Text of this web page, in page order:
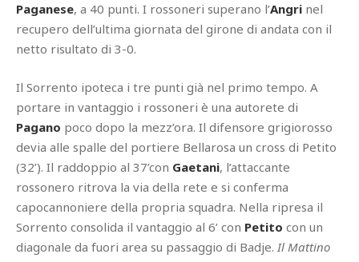
Paganese, a 40 punti. I rossoneri superano l’Angri nel
recupero dell’ultima giornata del girone di andata con il
netto risultato di 3-0.
Il Sorrento ipoteca i tre punti già nel primo tempo. A
portare in vantaggio i rossoneri è una autorete di
Pagano poco dopo la mezz’ora. Il difensore grigiorosso
devia alle spalle del portiere Bellarosa un cross di Petito
(32’). Il raddoppio al 37’con Gaetani, l’attaccante
rossonero ritrova la via della rete e si conferma
capocannoniere della propria squadra. Nella ripresa il
Sorrento consolida il vantaggio al 6’ con Petito con un
diagonale da fuori area su passaggio di Badje. Il Mattino